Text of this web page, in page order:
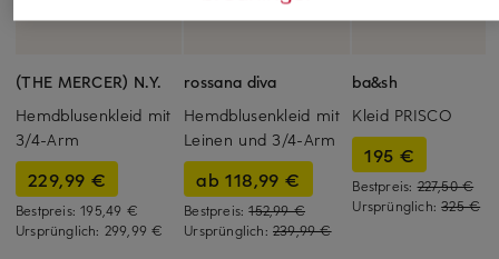
(THE MERCER) N.Y.
Hemdblusenkleid mit
3/4-Arm
229,99 €
Bestpreis:195,49 €
Ursprünglich: 299,99 €
rossana diva
Hemdblusenkleid mit
Leinen und 3/4-Arm
ab 118,99 €
Bestpreis:152,99 €
Ursprünglich: 239,99 €
ba&sh
Kleid PRISCO
195 €
Bestpreis:227,50 €
Ursprünglich:325 €